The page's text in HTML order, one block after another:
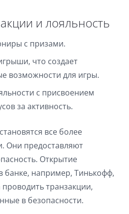
и лояльность
с призами.
что создает
возможности для игры.
с присвоением
за активность.
все более
Они предоставляют
Открытие
банке, например, Тинькофф,
проводить транзакции,
в безопасности.